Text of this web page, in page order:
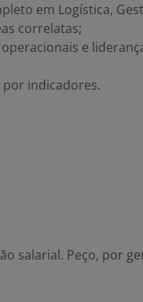
em Logística,
correlatas;
e
por indicadores.
salarial. Peço, por